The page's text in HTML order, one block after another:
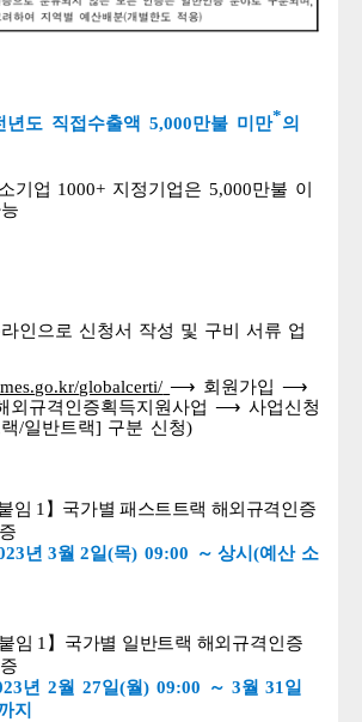
년도 직접수출액 5,000만불 미만*의
기업 1000+ 지정기업은 5,000만불 이
인으로 신청서 작성 및 구비 서류 업
globalcerti/ ⟶ 회원가입 ⟶
외규격인증획득지원사업 ⟶ 사업신청
/일반트랙] 구분 신청)
임 1 】 국가별 패스트트랙 해외규격인증
년 3월 2일(목) 09:00 ～ 상시(예산 소
붙임 1 】 국가별 일반트랙 해외규격인증
년 2월 27일(월) 09:00 ～ 3월 31일
지